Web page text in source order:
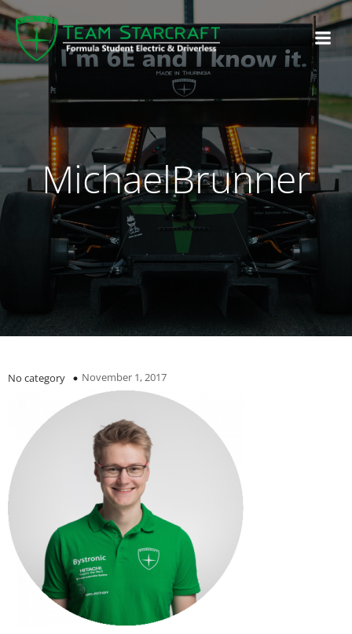
MichaelBrunner
No category November 1, 2017